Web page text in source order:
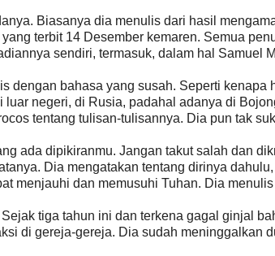
Biasanya dia menulis dari hasil
terbit 14 Desember kemaren. Semua
sendiri, termasuk, dalam hal Samuel
dengan bahasa yang susah. Seperti kenapa
luar negeri, di Rusia, padahal adanya di
tentang tulisan-tulisannya. Dia pun tak
ada dipikiranmu. Jangan takut salah dan
Dia mengatakan tentang dirinya
menjauhi dan memusuhi Tuhan. Dia
tiga tahun ini dan terkena gagal ginjal
di gereja-gereja. Dia sudah meninggalkan